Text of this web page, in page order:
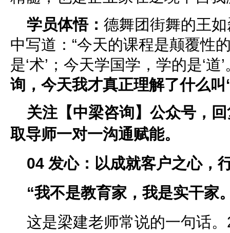
学员体悟： 德舞团街舞的王
中写道：“今天的课程是颠覆性
是‘术’；今天学国学，学的是‘道’
询，今天我才真正理解了什么叫
关注【中梁咨询】公众号，
取导师一对一沟通赋能。
04 发心：以成就客户之心，
“我不是教育家，我是实干家
这是梁建老师常说的一句话